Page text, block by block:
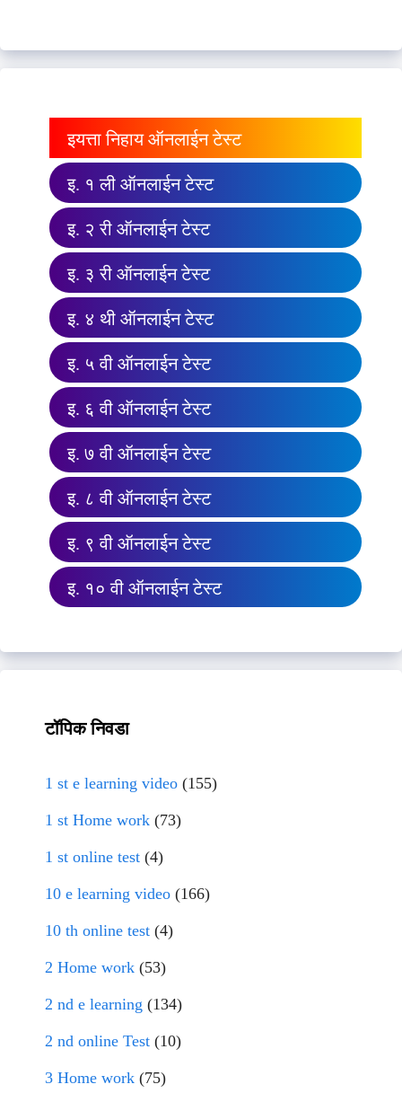
इयत्ता निहाय ऑनलाईन टेस्ट
इ. १ ली ऑनलाईन टेस्ट
इ. २ री ऑनलाईन टेस्ट
इ. ३ री ऑनलाईन टेस्ट
इ. ४ थी ऑनलाईन टेस्ट
इ. ५ वी ऑनलाईन टेस्ट
इ. ६ वी ऑनलाईन टेस्ट
इ. ७ वी ऑनलाईन टेस्ट
इ. ८ वी ऑनलाईन टेस्ट
इ. ९ वी ऑनलाईन टेस्ट
इ. १० वी ऑनलाईन टेस्ट
टॉपिक निवडा
1 st e learning video (155)
1 st Home work (73)
1 st online test (4)
10 e learning video (166)
10 th online test (4)
2 Home work (53)
2 nd e learning (134)
2 nd online Test (10)
3 Home work (75)